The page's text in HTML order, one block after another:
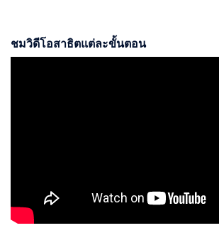
ชมวิดีโอสาธิตแต่ละขั้นตอน